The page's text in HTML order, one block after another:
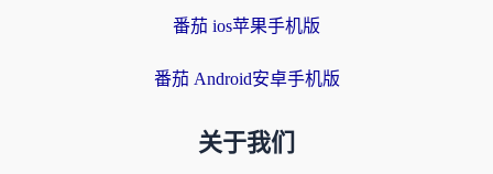
番茄 ios苹果手机版
番茄 Android安卓手机版
关于我们